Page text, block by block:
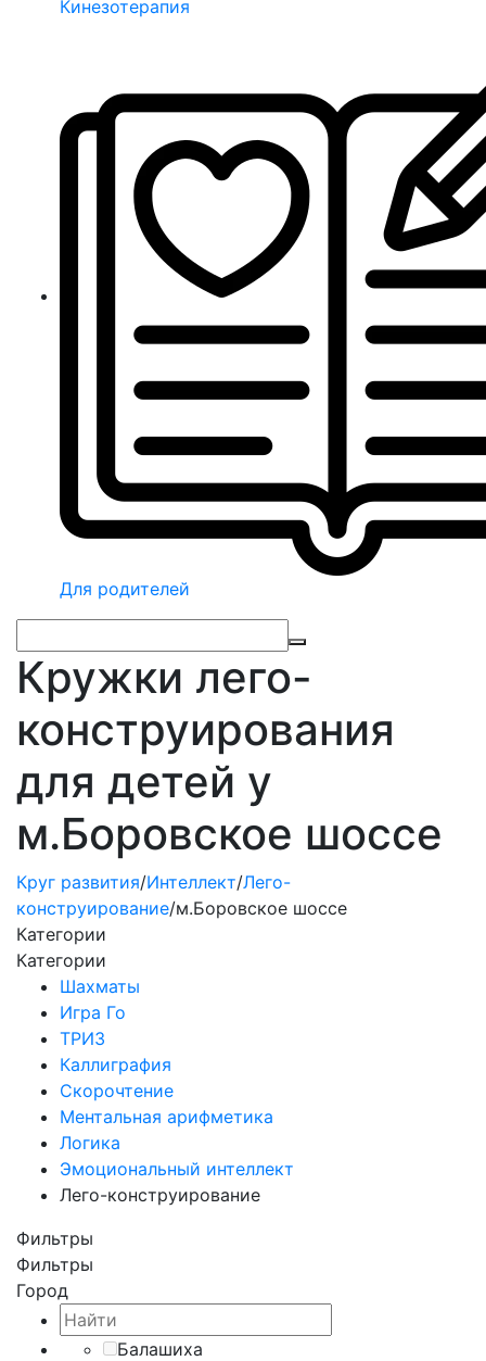
Кинезотерапия
Для родителей
Кружки лего-
конструирования
для детей у
м.Боровское шоссе
Круг развития/Интеллект/Лего-
конструирование/м.Боровское шоссе
Категории
Категории
Шахматы
Игра Го
ТРИЗ
Каллиграфия
Скорочтение
Ментальная арифметика
Логика
Эмоциональный интеллект
Лего-конструирование
Фильтры
Фильтры
Город
Балашиха